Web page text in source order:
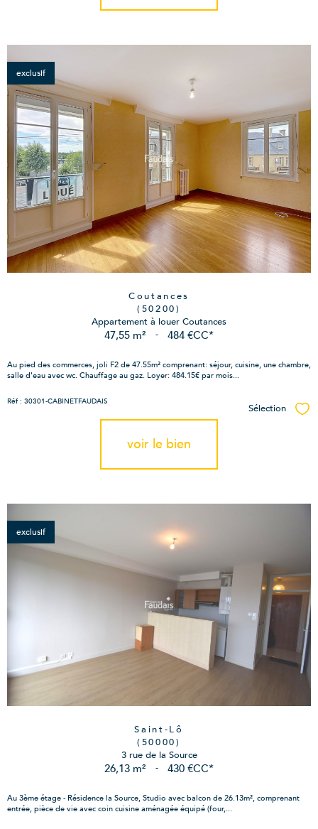
exclusif
Coutances
(50200)
Appartement à louer Coutances
47,55 m² - 484 €CC*
Au pied des commerces, joli F2 de 47.55m² comprenant: séjour, cuisine, une chambre,
salle d'eau avec wc. Chauffage au gaz. Loyer: 484.15€ par mois...
Réf : 30301-CABINETFAUDAIS
Sélection
voir le bien
exclusif
Saint-Lô
(50000)
3 rue de la Source
26,13 m² - 430 €CC*
Au 3ème étage - Résidence la Source, Studio avec balcon de 26.13m², comprenant
entrée, pièce de vie avec coin cuisine aménagée équipé (four,...